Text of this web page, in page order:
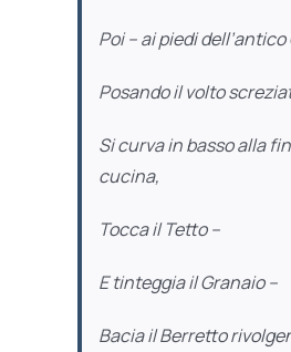
Poi – ai piedi
Posando il volto
Si curva in basso alla
cucina,
Tocca il Tetto –
E tinteggia il Granaio –
Bacia il Berretto